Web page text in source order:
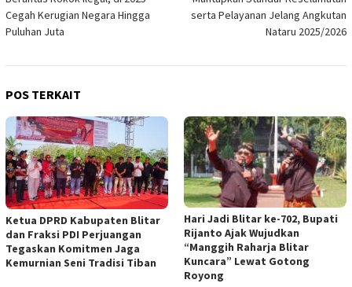
Cegah Kerugian Negara Hingga
Puluhan Juta
serta Pelayanan Jelang Angkutan
Nataru 2025/2026
POS TERKAIT
Ketua DPRD Kabupaten Blitar
dan Fraksi PDI Perjuangan
Tegaskan Komitmen Jaga
Kemurnian Seni Tradisi Tiban
Hari Jadi Blitar ke-702, Bupati
Rijanto Ajak Wujudkan
“Manggih Raharja Blitar
Kuncara” Lewat Gotong
Royong